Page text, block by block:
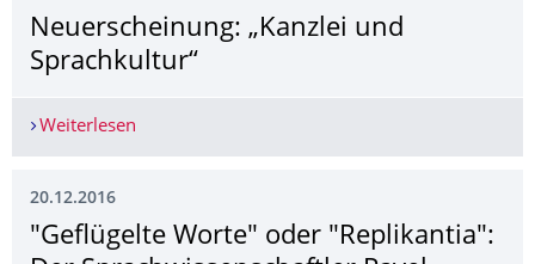
Neuerscheinung: „Kanzlei und
Sprachkultur“
Weiterlesen
20.12.2016
"Geflügelte Worte" oder "Replikantia":